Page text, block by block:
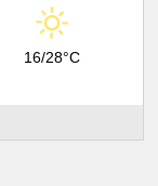
16/28°C